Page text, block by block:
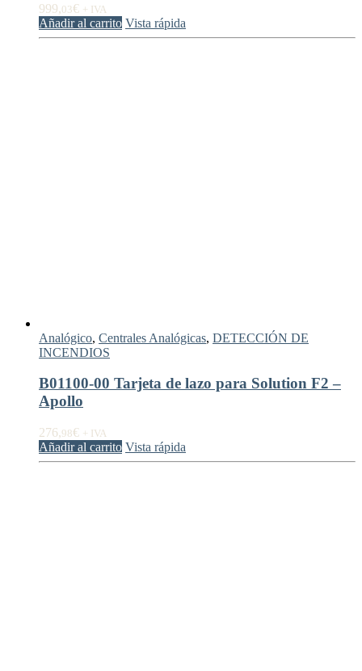
999,03€ + IVA
Añadir al carrito Vista rápida
Analógico, Centrales Analógicas, DETECCIÓN DE
INCENDIOS
B01100-00 Tarjeta de lazo para Solution F2 –
Apollo
276,98€ + IVA
Añadir al carrito Vista rápida